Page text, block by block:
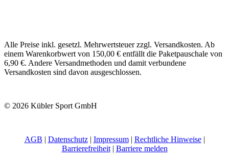
Alle Preise inkl. gesetzl. Mehrwertsteuer zzgl. Versandkosten. Ab
einem Warenkorbwert von 150,00 € entfällt die Paketpauschale von
6,90 €. Andere Versandmethoden und damit verbundene
Versandkosten sind davon ausgeschlossen.
© 2026 Kübler Sport GmbH
AGB | Datenschutz| Impressum| Rechtliche Hinweise|
Barrierefreiheit| Barriere melden